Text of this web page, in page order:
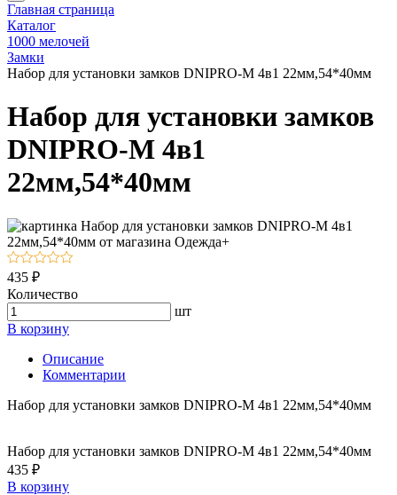
Главная страница
Каталог
1000 мелочей
Замки
Набор для установки замков DNIPRO-M 4в1 22мм,54*40мм
Набор для установки замков
DNIPRO-M 4в1
22мм,54*40мм
435 ₽
Количество
шт
В корзину
Описание
Комментарии
Набор для установки замков DNIPRO-M 4в1 22мм,54*40мм
Набор для установки замков DNIPRO-M 4в1 22мм,54*40мм
435 ₽
В корзину